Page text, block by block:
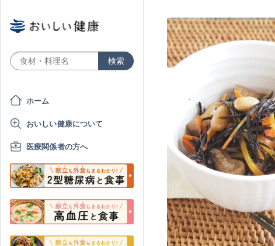
ホーム
おいしい健康について
医療関係者の方へ